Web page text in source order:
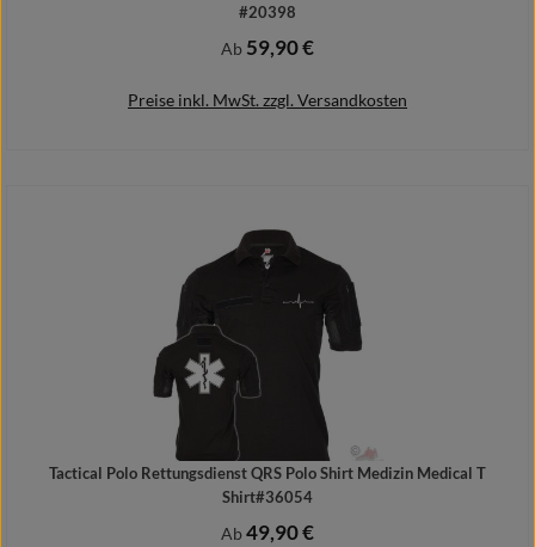
#20398
Regulärer Preis:
Ab 59,90 €
Preise inkl. MwSt. zzgl. Versandkosten
Tactical Polo Rettungsdienst QRS Polo Shirt Medizin Medical T
Shirt#36054
Regulärer Preis:
Ab49,90 €